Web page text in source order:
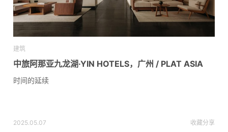
建筑
中旅阿那亚九龙湖·YIN HOTELS，广州 / PLAT ASIA
时间的延续
2025.05.07 收藏分享